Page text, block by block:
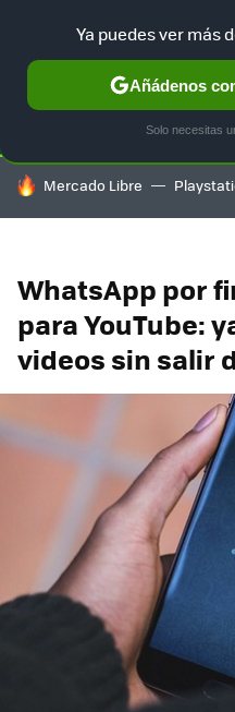
SELECCIÓN GAMING
HOY SE HABLA DE
Mercado Libre
WhatsApp por
para YouTube:
videos sin salir
Ya puedes ver más
Añádenos
Solo necesitas